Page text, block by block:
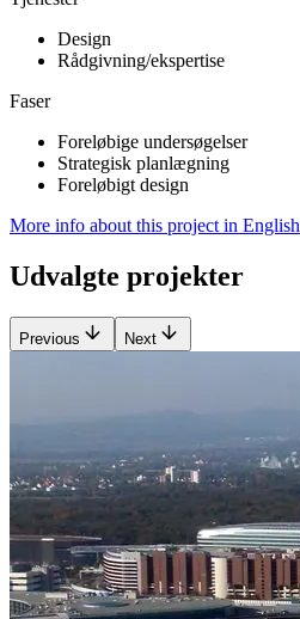
Design
Rådgivning/ekspertise
Faser
Foreløbige undersøgelser
Strategisk planlægning
Foreløbigt design
More info about this project in English
Udvalgte projekter
Previous Next